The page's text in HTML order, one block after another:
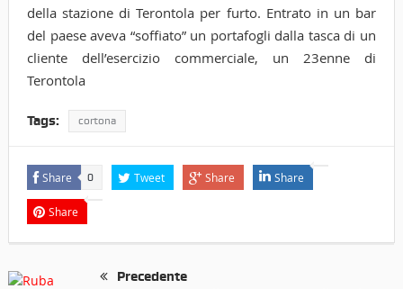
della stazione di Terontola per furto. Entrato in un bar
del paese aveva “soffiato” un portafogli dalla tasca di un
cliente dell’esercizio commerciale, un 23enne di
Terontola
Tags: cortona
Share 0 Tweet Share Share
Share
Precedente